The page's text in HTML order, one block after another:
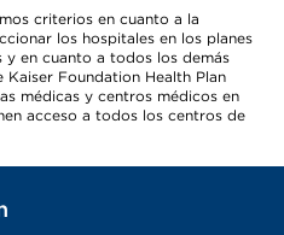
criterios en cuanto a la
los hospitales en los planes
y en cuanto a todos los demás
Foundation Health Plan
médicas y centros médicos en
acceso a todos los centros de